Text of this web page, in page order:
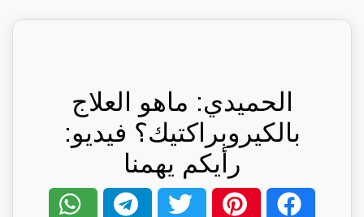
الحميدي: ماهو العلاج
بالكيروبراكتيك؟ فيديو:
رأيكم يهمنا